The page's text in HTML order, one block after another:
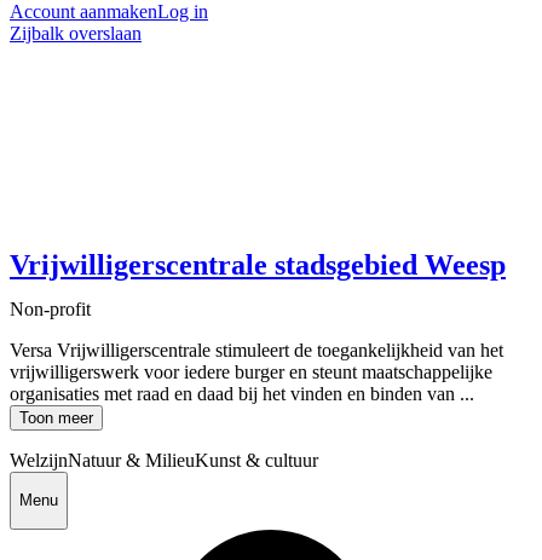
Account aanmakenLog in
Zijbalk overslaan
Vrijwilligerscentrale stadsgebied Weesp
Non-profit
Versa Vrijwilligerscentrale stimuleert de toegankelijkheid van het
vrijwilligerswerk voor iedere burger en steunt maatschappelijke
organisaties met raad en daad bij het vinden en binden van ...
Toon meer
WelzijnNatuur & MilieuKunst & cultuur
Menu